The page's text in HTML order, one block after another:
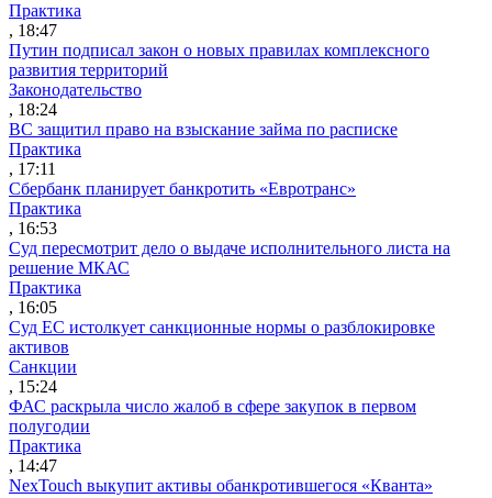
Практика
, 18:47
Путин подписал закон о новых правилах комплексного
развития территорий
Законодательство
, 18:24
ВС защитил право на взыскание займа по расписке
Практика
, 17:11
Сбербанк планирует банкротить «Евротранс»
Практика
, 16:53
Суд пересмотрит дело о выдаче исполнительного листа на
решение МКАС
Практика
, 16:05
Суд ЕС истолкует санкционные нормы о разблокировке
активов
Санкции
, 15:24
ФАС раскрыла число жалоб в сфере закупок в первом
полугодии
Практика
, 14:47
NexTouch выкупит активы обанкротившегося «Кванта»